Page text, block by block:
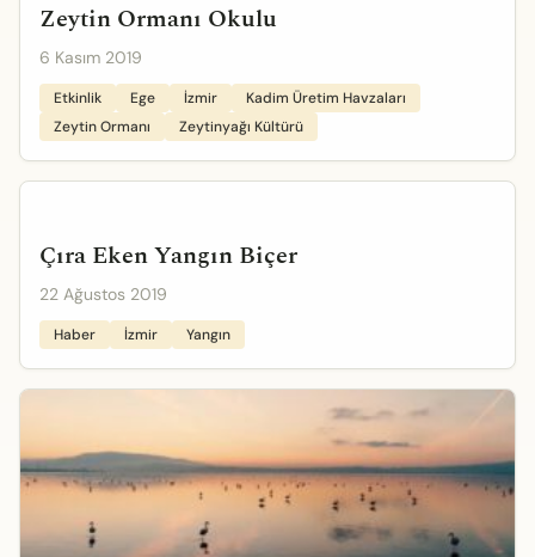
Zeytin Ormanı Okulu
6 Kasım 2019
Etkinlik Ege İzmir
Kadim Üretim Havzaları
Zeytin Ormanı
Zeytinyağı Kültürü
Çıra Eken Yangın Biçer
22 Ağustos 2019
Haber İzmir Yangın